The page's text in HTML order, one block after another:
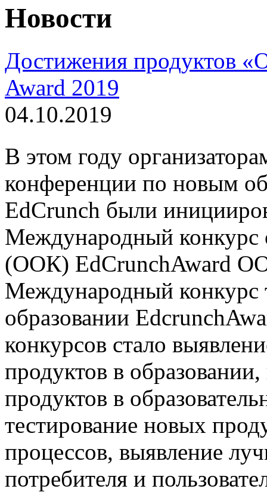
Новости
Достижения продуктов
Award 2019
04.10.2019
В этом году
конференции по новым
EdCrunch были
Международный конкурс
(ООК) EdCrunchAward
Международный конкурс
образовании
конкурсов стало
продуктов в
продуктов в
тестирование новых
процессов, выявление
потребителя и